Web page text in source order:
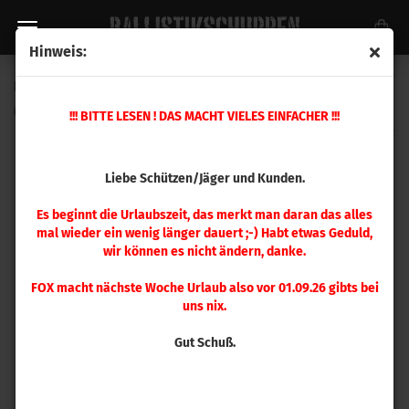
Hinweis:
!!! BITTE LESEN ! DAS MACHT VIELES EINFACHER !!!
Liebe Schützen/Jäger und Kunden.
Es beginnt die Urlaubszeit, das merkt man daran das alles
mal wieder ein wenig länger dauert ;-) Habt etwas Geduld,
wir können es nicht ändern, danke.
FOX macht nächste Woche Urlaub also vor 01.09.26 gibts bei
uns nix.
Gut Schuß.
516818188)